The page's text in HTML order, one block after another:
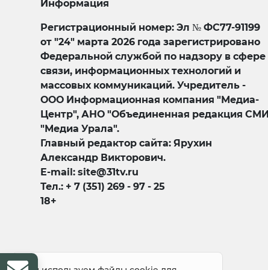
Информация
Регистрационный номер: Эл № ФС77-91199
от "24" марта 2026 года зарегистрировано
Федеральной службой по надзору в сфере
связи, информационных технологий и
массовых коммуникаций. Учредитель -
ООО Информационная компания "Медиа-
Центр", АНО "Объединенная редакция СМИ
"Медиа Урала".
Главный редактор сайта: Ярухин
Александр Викторович.
E-mail: site@31tv.ru
Тел.: + 7 (351) 269 - 97 - 25
18+